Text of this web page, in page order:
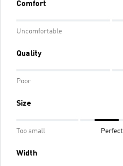
Comfort
Uncomfortable
Quality
Poor
Size
Too small Perfect
Width